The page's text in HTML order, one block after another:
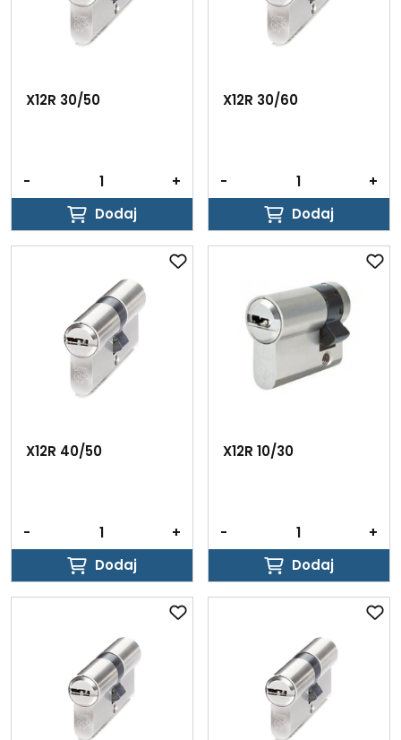
X12R 30/50
-
+
Dodaj
Dodaj
X12R 30/60
-
+
Dodaj
Dodaj
X12R 40/50
-
+
Dodaj
Dodaj
X12R 10/30
-
+
Dodaj
Dodaj